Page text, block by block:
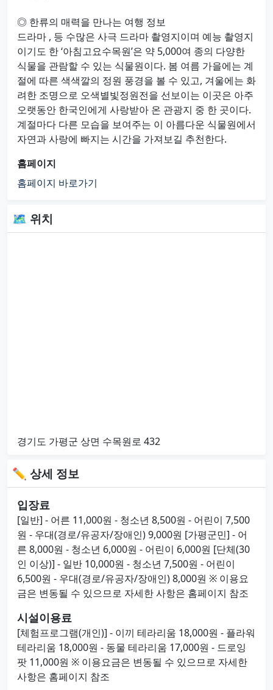
◎ 한류의 매력을 만나는 여행 정보
드라마 , 등 수많은 사극 드라마 촬영지이며 예능 촬영지
이기도 한 ‘아침고요수목원’은 약 5,000여 종의 다양한
식물을 관람할 수 있는 식물원이다. 봄 여름 가을에는 계
절에 따른 색색깔의 정원 풍경을 볼 수 있고, 겨울에는 화
려한 조명으로 오색별빛정원전을 선보이는 이곳은 아주
오랫동안 한국인에게 사랑받아 온 관광지 중 한 곳이다.
계절마다 다른 모습을 보여주는 이 아름다운 식물원에서
자연과 사랑에 빠지는 시간을 가져보길 추천한다.
홈페이지
홈페이지 바로가기
🗺 위치
경기도 가평군 상면 수목원로 432
✏ 상세 정보
입장료
[일반] - 어른 11,000원 - 청소년 8,500원 - 어린이 7,500
원 - 우대(경로/유공자/장애인) 9,000원 [가평군민] - 어
른 8,000원 - 청소년 6,000원 - 어린이 6,000원 [단체(30
인 이상)] - 일반 10,000원 - 청소년 7,500원 - 어린이
6,500원 - 우대(경로/유공자/장애인) 8,000원 ※ 이용요
금은 변동될 수 있으므로 자세한 사항은 홈페이지 참조
시설이용료
[체험프로그램(개인)] - 이끼 테라리움 18,000원 - 플라워
테라리움 18,000원 - 동물 테라리움 17,000원 - 드로잉
팟 11,000원 ※ 이용요금은 변동될 수 있으므로 자세한
사항은 홈페이지 참조